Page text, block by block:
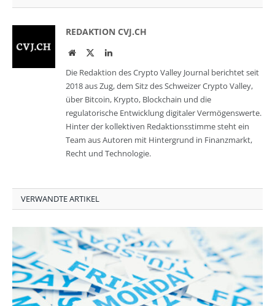
REDAKTION CVJ.CH
WebsiteTwitterLinkedIn
Die Redaktion des Crypto Valley Journal berichtet seit
2018 aus Zug, dem Sitz des Schweizer Crypto Valley,
über Bitcoin, Krypto, Blockchain und die
regulatorische Entwicklung digitaler Vermögenswerte.
Hinter der kollektiven Redaktionsstimme steht ein
Team aus Autoren mit Hintergrund in Finanzmarkt,
Recht und Technologie.
VERWANDTE ARTIKEL